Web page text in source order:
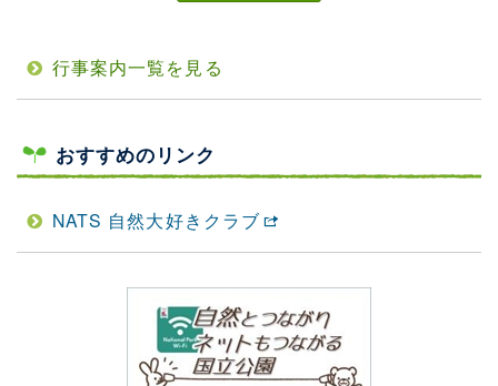
行事案内一覧を見る
おすすめのリンク
NATS 自然大好きクラブ